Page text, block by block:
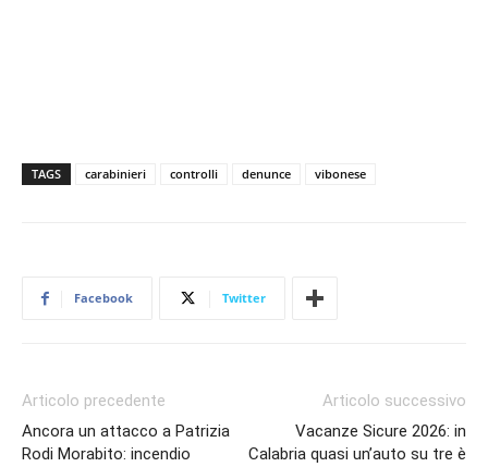
TAGS carabinieri controlli denunce vibonese
Facebook Twitter
Articolo precedente
Ancora un attacco a Patrizia
Rodi Morabito: incendio
Articolo successivo
Vacanze Sicure 2026: in
Calabria quasi un’auto su tre è